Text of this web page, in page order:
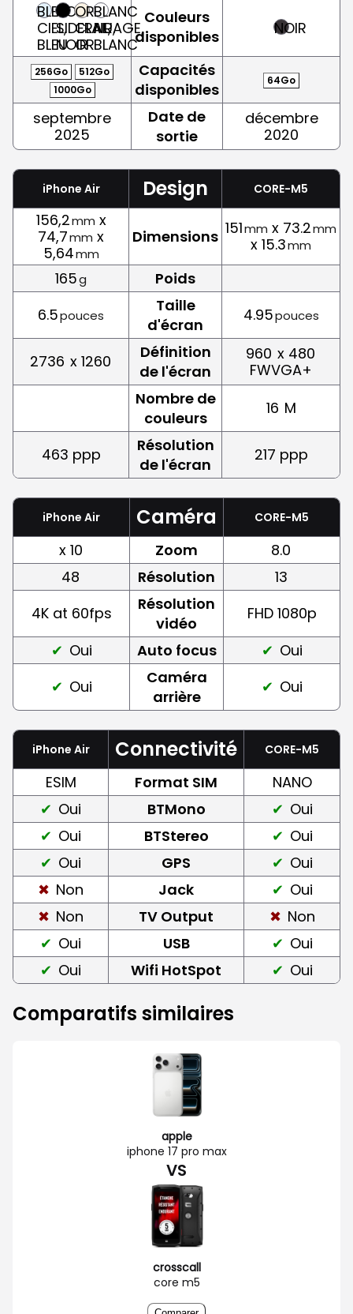
BLEU
CIEL,
BLEU
NOIR
SIDERAL,
NOIR
OR
CLAIR,
OR
BLANC
NUAGE,
BLANC
Couleurs
disponibles
NOIR
256Go
512Go
1000Go
Capacités
disponibles
64Go
septembre
2025
Date de
sortie
décembre
2020
iPhone Air Design CORE-M5
156,2mm x
74,7mm x
5,64mm
Dimensions 151mm x 73.2mm
x 15.3mm
165g
Poids
6.5pouces
Taille
d'écran
4.95pouces
2736 x 1260
Définition
de l'écran
960 x 480
FWVGA+
Nombre de
couleurs
16 M
463 ppp
Résolution
de l'écran
217 ppp
iPhone Air Caméra CORE-M5
x 10 Zoom
8.0
48
Résolution
13
4K at 60fps
Résolution
vidéo
FHD 1080p
Oui
Auto focus
Oui
Oui
Caméra
arrière
Oui
iPhone Air Connectivité CORE-M5
ESIM Format SIM
NANO
Oui
BTMono
Oui
Oui
BTStereo
Oui
Oui
GPS
Oui
Non
Jack
Oui
Non
TV Output
Non
Oui
USB
Oui
Oui
Wifi HotSpot Oui
Comparatifs similaires
apple
iphone 17 pro max
VS
crosscall
core m5